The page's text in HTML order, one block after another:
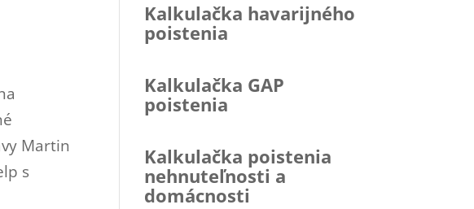
Martin
s
Kalkulačka havarijného
poistenia
Kalkulačka GAP
poistenia
Kalkulačka poistenia
nehnuteľnosti a
domácnosti